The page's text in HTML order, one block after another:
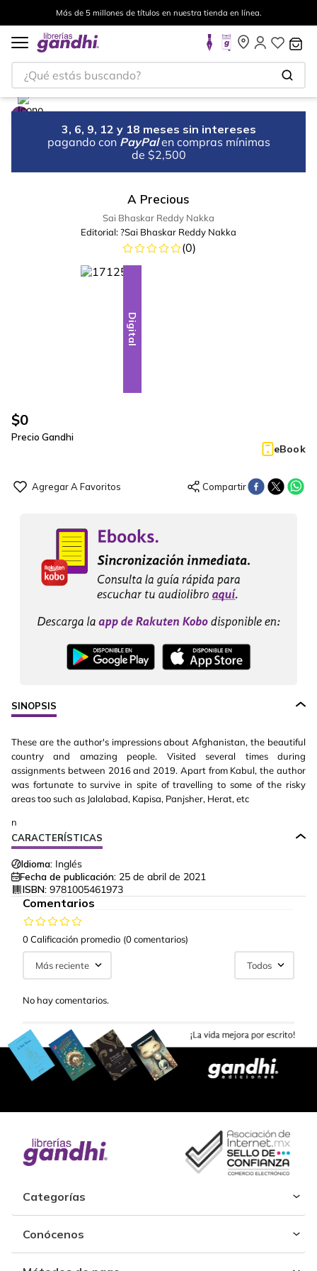
Más de 5 millones de títulos en nuestra tienda en línea.
¿Qué estás buscando?
3, 6, 9, 12 y 18 meses sin intereses
pagando con PayPal en compras mínimas
de $2,500
A Precious
Sai Bhaskar Reddy Nakka
Editorial: ?Sai Bhaskar Reddy Nakka
(0)
Digital
$0
Precio Gandhi
eBook
SINOPSIS
These are the author's impressions about Afghanistan, the beautiful
country and amazing people. Visited several times during
assignments between 2016 and 2019. Apart from Kabul, the author
was fortunate to survive in spite of travelling to some of the risky
areas too such as Jalalabad, Kapisa, Panjsher, Herat, etc
n
CARACTERÍSTICAS
Idioma: Inglés
Fecha de publicación: 25 de abril de 2021
ISBN: 9781005461973
Comentarios
0 Calificación promedio (0 comentarios)
Más reciente Todos
No hay comentarios.
Categorías
Conócenos